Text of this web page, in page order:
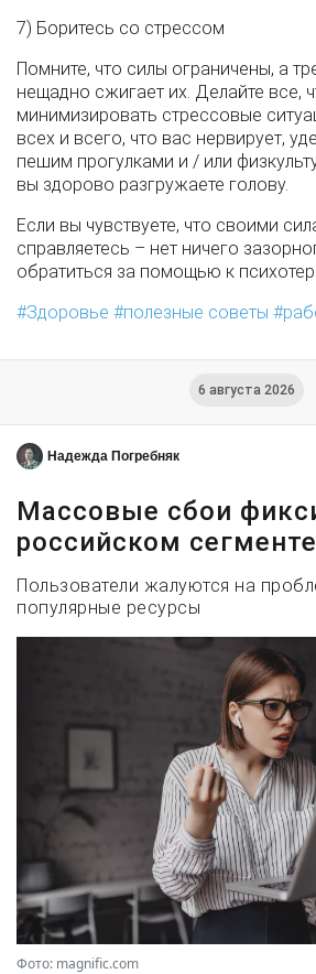
7) Боритесь со стрессом
Помните, что силы ограничены, а
нещадно сжигает их. Делайте все,
минимизировать стрессовые
всех и всего, что вас нервирует,
пешим прогулками и / или
вы здорово разгружаете голову.
Если вы чувствуете, что своими
справляетесь – нет ничего
обратиться за помощью к
Здоровье
полезные советы
6 августа 2026
Надежда Погребняк
Массовые сбои
российском
Пользователи жалуются на
популярные ресурсы
Фото: magnific.com